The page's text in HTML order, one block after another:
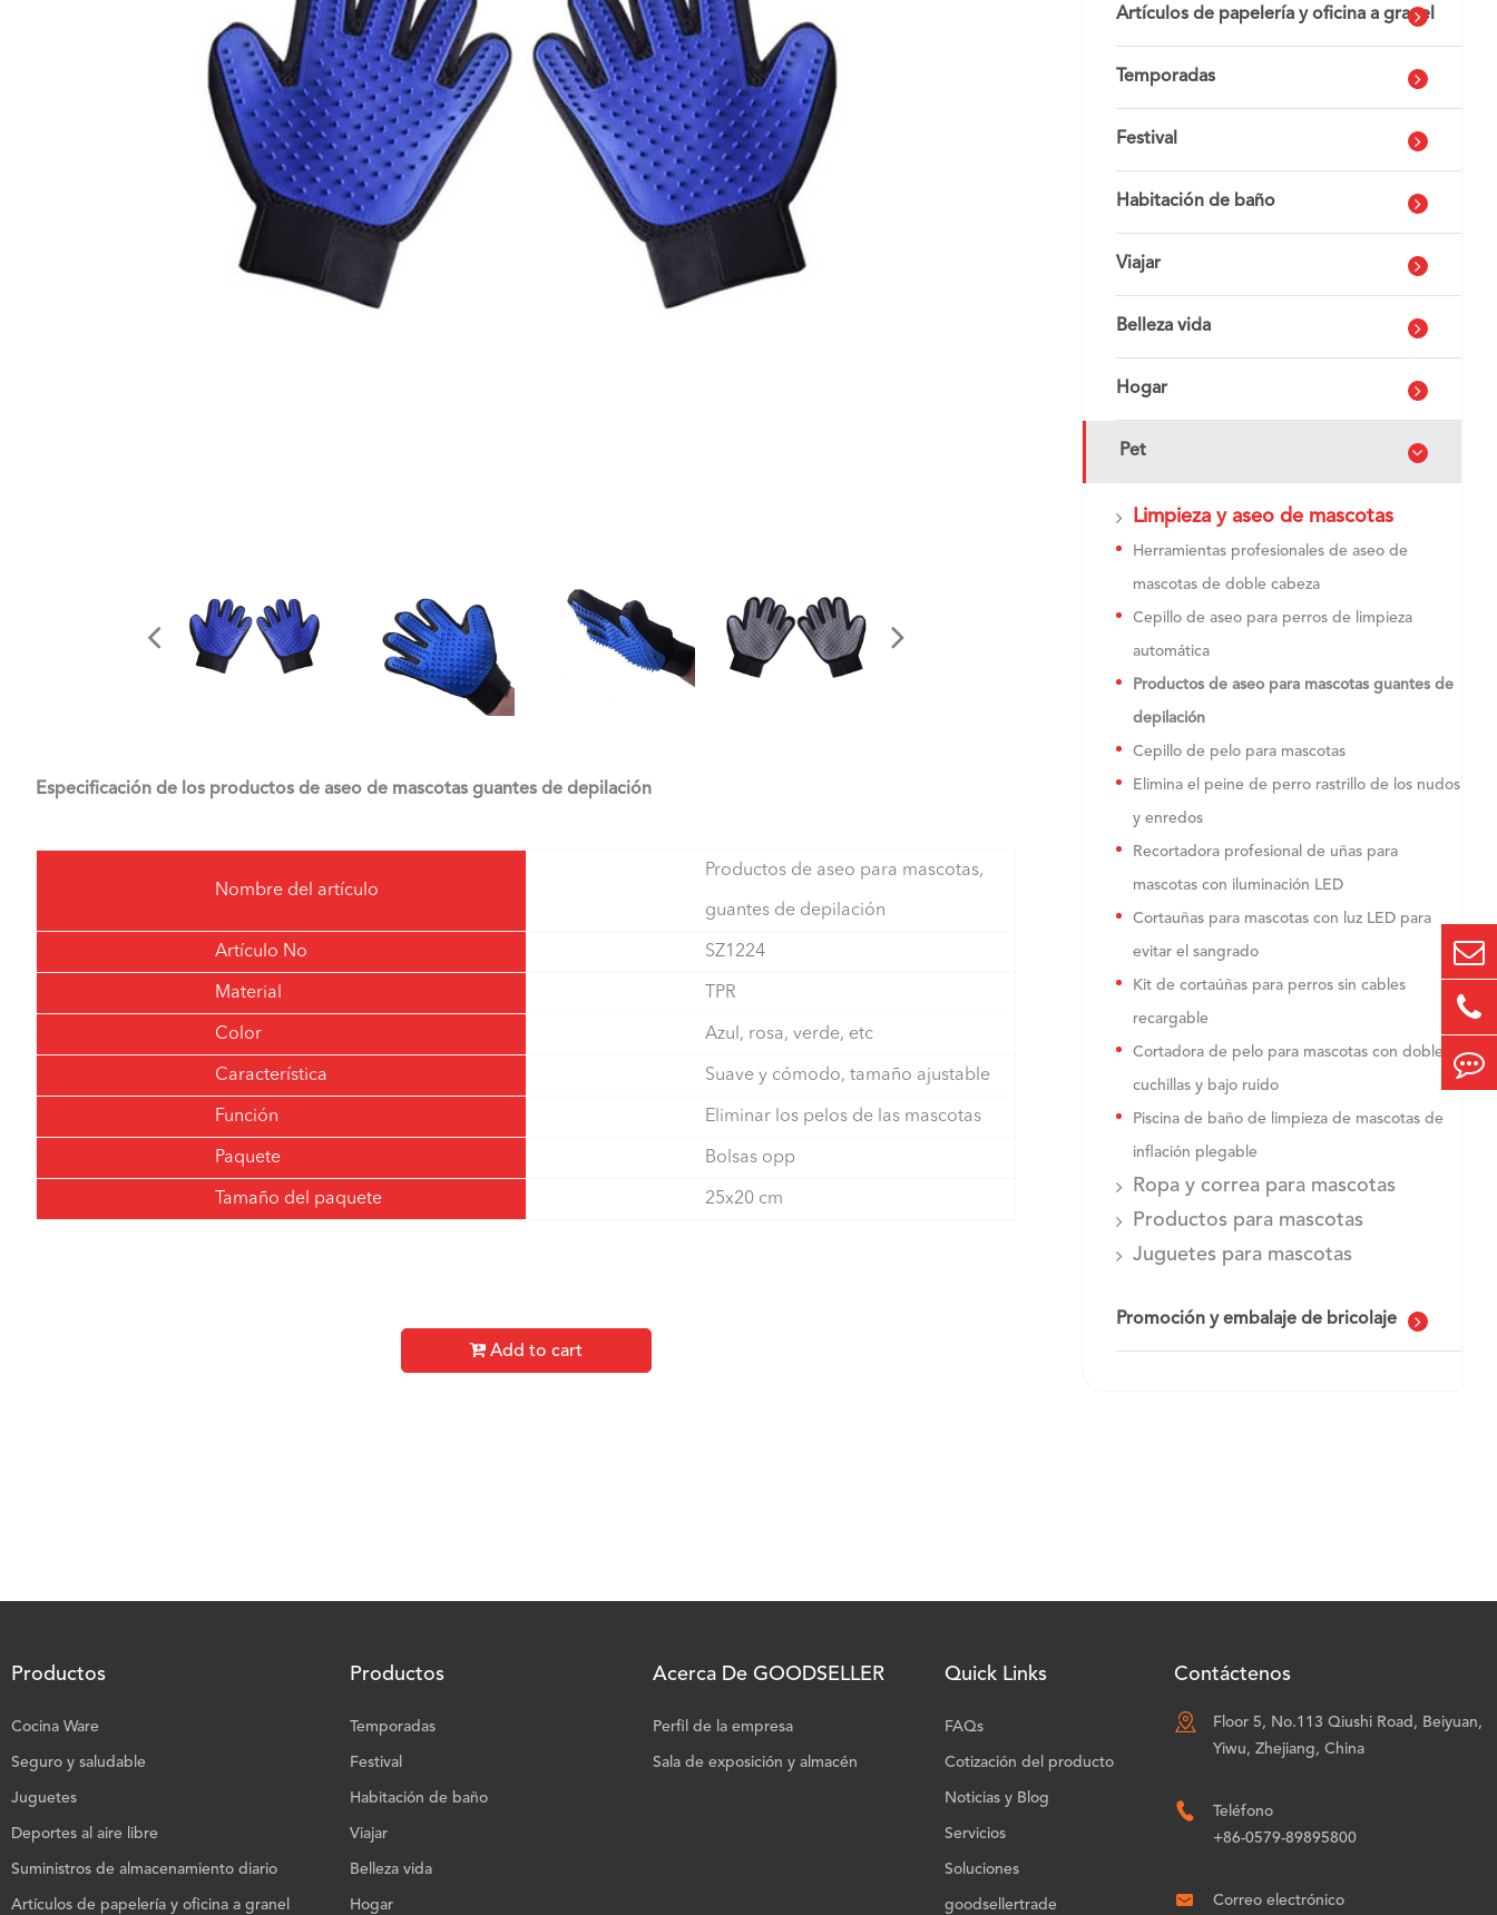
Especificación de los productos de aseo de mascotas guantes de depilación
Nombre del artículo
Productos de aseo para mascotas,
guantes de depilación
Artículo No SZ1224
Material TPR
Color Azul, rosa, verde, etc
Característica Suave y cómodo, tamaño ajustable
Función Eliminar los pelos de las mascotas
Paquete Bolsas opp
Tamaño del paquete 25x20 cm
Add to cart
Artículos de papelería y oficina a granel
Temporadas
Festival
Habitación de baño
Viajar
Belleza vida
Hogar
Pet
Limpieza y aseo de mascotas
Herramientas profesionales de aseo de
mascotas de doble cabeza
Cepillo de aseo para perros de limpieza
automática
Productos de aseo para mascotas guantes de
depilación
Cepillo de pelo para mascotas
Elimina el peine de perro rastrillo de los nudos
y enredos
Recortadora profesional de uñas para
mascotas con iluminación LED
Cortauñas para mascotas con luz LED para
evitar el sangrado
Kit de cortaúñas para perros sin cables
recargable
Cortadora de pelo para mascotas con doble
cuchillas y bajo ruido
Piscina de baño de limpieza de mascotas de
inflación plegable
Ropa y correa para mascotas
Productos para mascotas
Juguetes para mascotas
Promoción y embalaje de bricolaje
Productos
Cocina Ware
Seguro y saludable
Juguetes
Deportes al aire libre
Suministros de almacenamiento diario
Artículos de papelería y oficina a granel
Productos
Temporadas
Festival
Habitación de baño
Viajar
Belleza vida
Hogar
Acerca De GOODSELLER
Perfil de la empresa
Sala de exposición y almacén
Quick Links
FAQs
Cotización del producto
Noticias y Blog
Servicios
Soluciones
goodsellertrade
Contáctenos

Floor 5, No.113 Qiushi Road, Beiyuan,
Yiwu, Zhejiang, China

Teléfono
+86-0579-89895800
 Correo electrónico